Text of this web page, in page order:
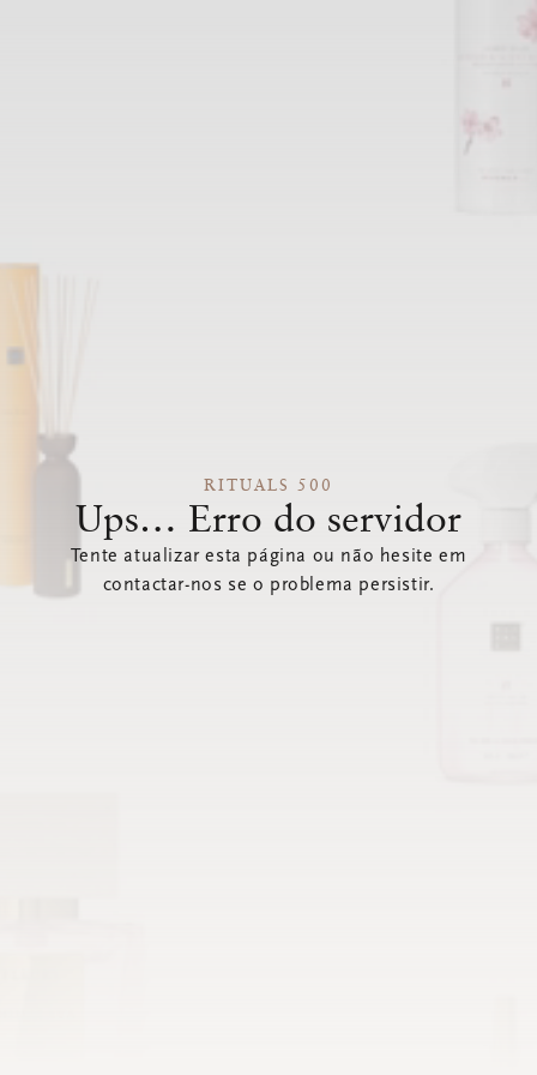
RITUALS 500
Ups… Erro do servidor
Tente atualizar esta página ou não hesite em
contactar-nos se o problema persistir.